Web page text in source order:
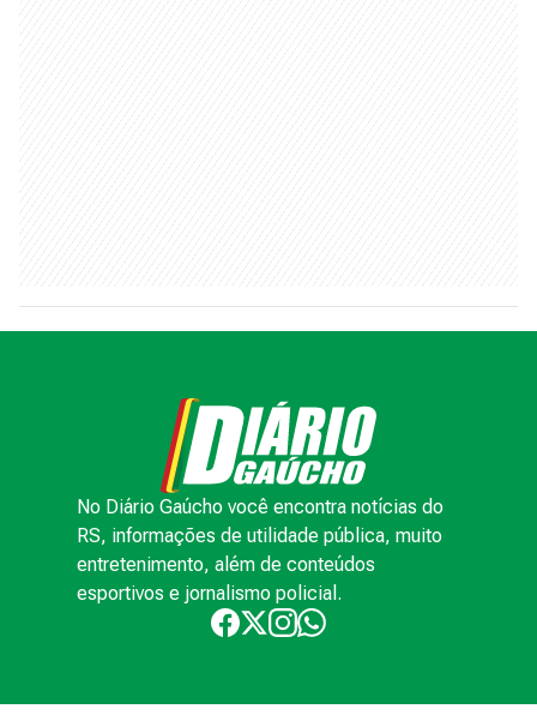
No Diário Gaúcho você encontra notícias do
RS, informações de utilidade pública, muito
entretenimento, além de conteúdos
esportivos e jornalismo policial.